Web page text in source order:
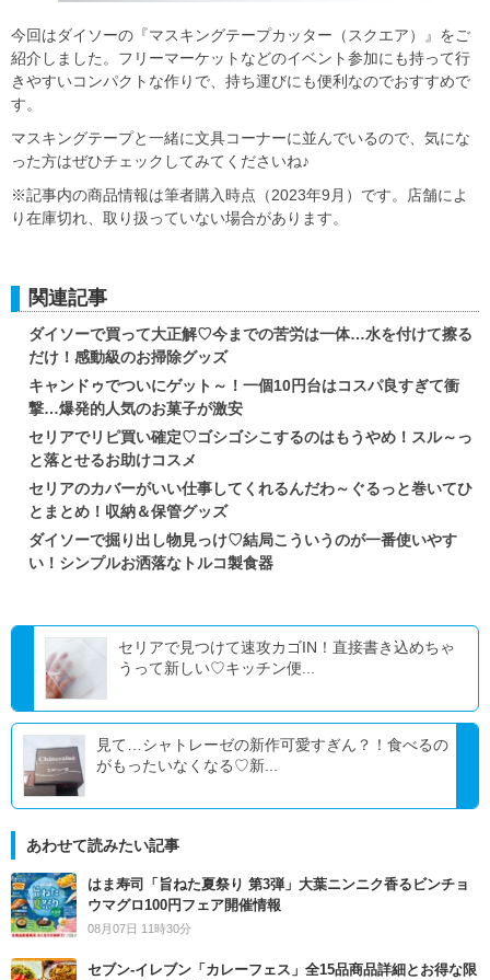
今回はダイソーの『マスキングテープカッター（スクエア）』をご
紹介しました。フリーマーケットなどのイベント参加にも持って行
きやすいコンパクトな作りで、持ち運びにも便利なのでおすすめで
す。
マスキングテープと一緒に文具コーナーに並んでいるので、気にな
った方はぜひチェックしてみてくださいね♪
※記事内の商品情報は筆者購入時点（2023年9月）です。店舗によ
り在庫切れ、取り扱っていない場合があります。
関連記事
ダイソーで買って大正解♡今までの苦労は一体…水を付けて擦る
だけ！感動級のお掃除グッズ
キャンドゥでついにゲット～！一個10円台はコスパ良すぎて衝
撃…爆発的人気のお菓子が激安
セリアでリピ買い確定♡ゴシゴシこするのはもうやめ！スル～っ
と落とせるお助けコスメ
セリアのカバーがいい仕事してくれるんだわ～ぐるっと巻いてひ
とまとめ！収納＆保管グッズ
ダイソーで掘り出し物見っけ♡結局こういうのが一番使いやす
い！シンプルお洒落なトルコ製食器
セリアで見つけて速攻カゴIN！直接書き込めちゃ
うって新しい♡キッチン便...
見て…シャトレーゼの新作可愛すぎん？！食べるの
がもったいなくなる♡新...
あわせて読みたい記事
はま寿司「旨ねた夏祭り 第3弾」大葉ニンニク香るビンチョ
ウマグロ100円フェア開催情報
08月07日 11時30分
セブン‐イレブン「カレーフェス」全15品商品詳細とお得な限